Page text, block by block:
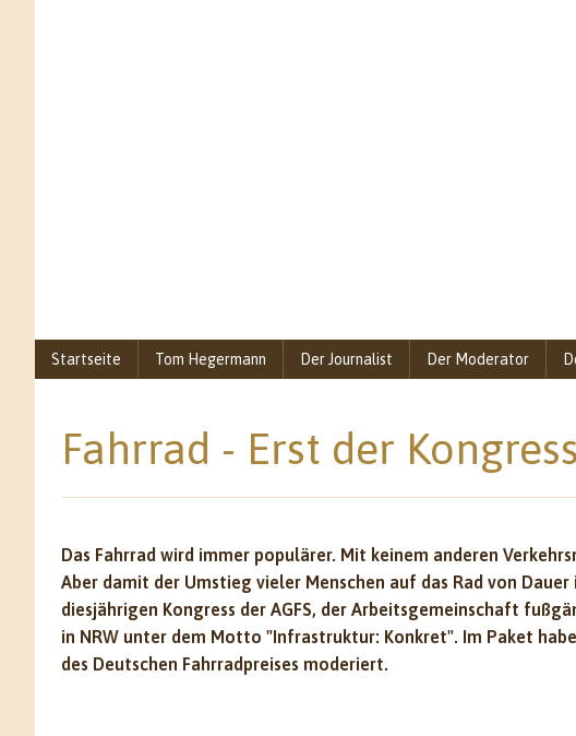
Startseite Tom Hegermann Der Journalist Der Moderator
Fahrrad - Erst der
Das Fahrrad wird immer populärer. Mit keinem anderen
Aber damit der Umstieg vieler Menschen auf das Rad von
diesjährigen Kongress der AGFS, der Arbeitsgemeinschaft
in NRW unter dem Motto "Infrastruktur: Konkret". Im Paket
des Deutschen Fahrradpreises moderiert.